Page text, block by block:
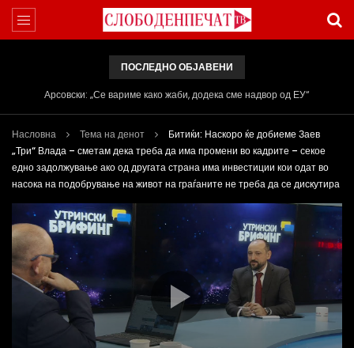
ПОСЛЕДНО ОБЈАВЕНИ
Арсовски: „Се вариме како жаби, додека сме надвор од ЕУ“
Насловна Тема на денот
Битиќи: Наскоро ќе добиеме Заев
„Три“ Влада – сметам дека треба да има промени во кадрите – секое
едно задолжување ако од другата страна има инвестиции кои одат во
насока на подобрување на живот на граѓаните не треба да се дискутира